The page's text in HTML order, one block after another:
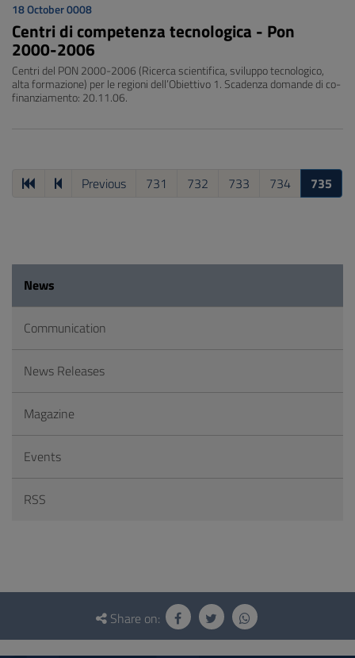
18 October 0008
Centri di competenza tecnologica - Pon
2000-2006
Centri del PON 2000-2006 (Ricerca scientifica, sviluppo tecnologico,
alta formazione) per le regioni dell’Obiettivo 1. Scadenza domande di co-
finanziamento: 20.11.06.
Previous 731 732 733 734 735
News
Communication
News Releases
Magazine
Events
RSS
Questionnaire
social
Share on: